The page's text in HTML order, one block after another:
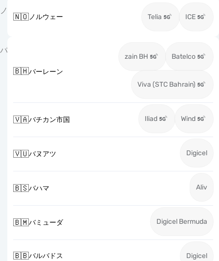
ノ
🇳🇴ノルウェー Telia ICE
バ
🇧🇭バーレーン
zain BH Batelco
Viva (STC Bahrain)
🇻🇦バチカン市国 Iliad Wind
🇻🇺バヌアツ Digicel
🇧🇸バハマ Aliv
🇧🇲バミューダ Digicel Bermuda
🇧🇧バルバドス Digicel